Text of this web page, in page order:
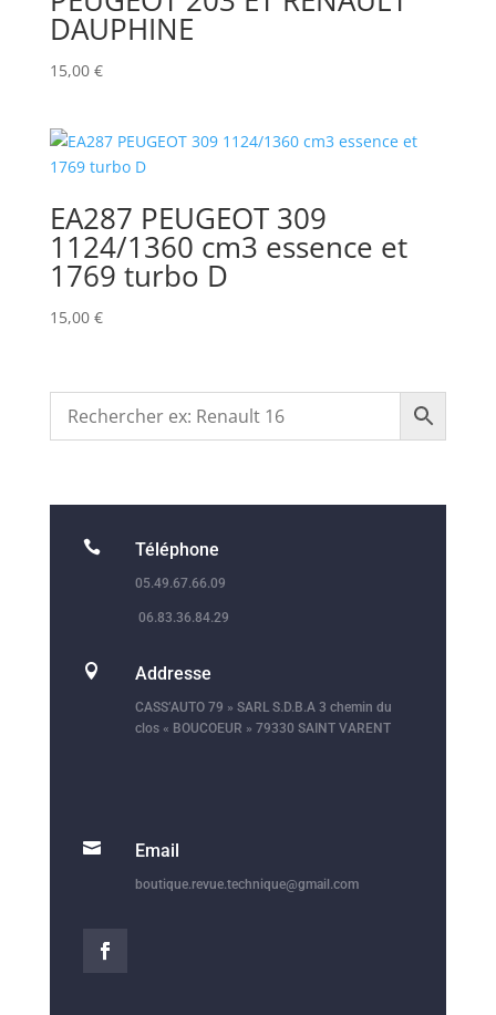
DAUPHINE
15,00 €
EA287 PEUGEOT 309
1124/1360 cm3 essence et
1769 turbo D
15,00 €
 Téléphone
05.49.67.66.09
06.83.36.84.29
 Addresse
CASS’AUTO 79 » SARL S.D.B.A 3 chemin du
clos « BOUCOEUR » 79330 SAINT VARENT
 Email
boutique.revue.technique@gmail.com